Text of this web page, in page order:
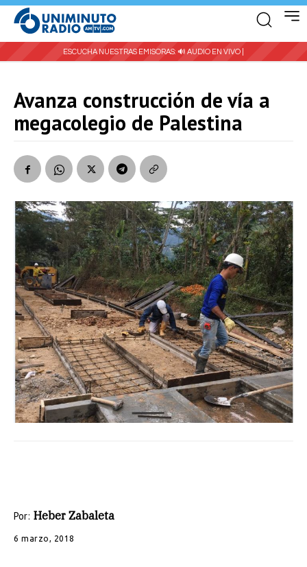
ESCUCHA NUESTRAS EMISORAS: 🔊 AUDIO EN VIVO |
Avanza construcción de vía a
megacolegio de Palestina
Por: Heber Zabaleta
6 marzo, 2018